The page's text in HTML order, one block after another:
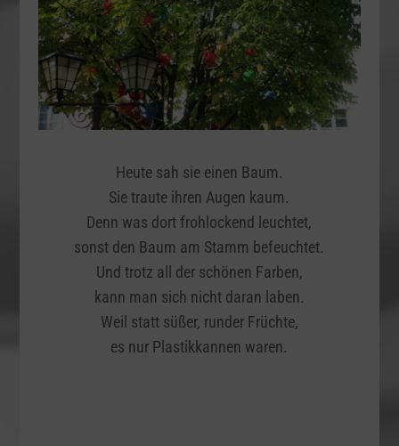
Heute sah sie einen Baum.
Sie traute ihren Augen kaum.
Denn was dort frohlockend leuchtet,
sonst den Baum am Stamm befeuchtet.
Und trotz all der schönen Farben,
kann man sich nicht daran laben.
Weil statt süßer, runder Früchte,
es nur Plastikkannen waren.